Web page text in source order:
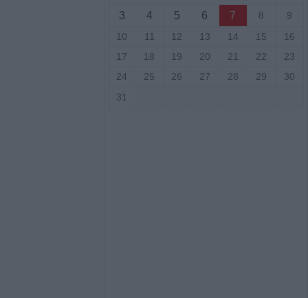
3
4 5 6 7 8
9
10
11 12 13 14 15
16
17
18 19 20 21 22
23
24
25 26 27 28 29
30
31